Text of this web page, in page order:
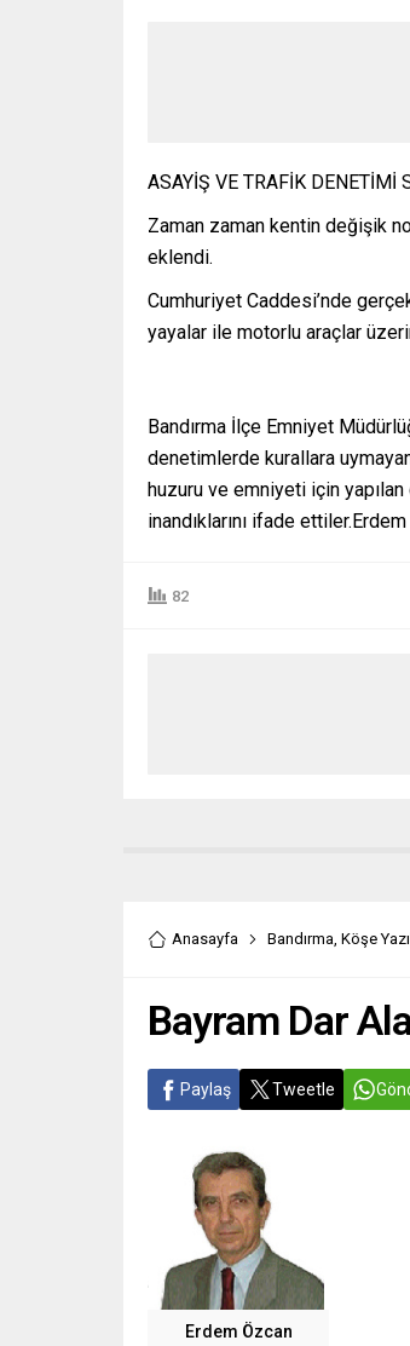
ASAYİŞ VE TRAFİK DENETİMİ
Zaman zaman kentin değişik
eklendi.
Cumhuriyet Caddesi’nde
yayalar ile motorlu araçlar
Bandırma İlçe Emniyet
denetimlerde kurallara
huzuru ve emniyeti için
inandıklarını ifade
82
Anasayfa Bandırma, Köşe
Bayram Dar
Paylaş Tweetle
Erdem Özcan